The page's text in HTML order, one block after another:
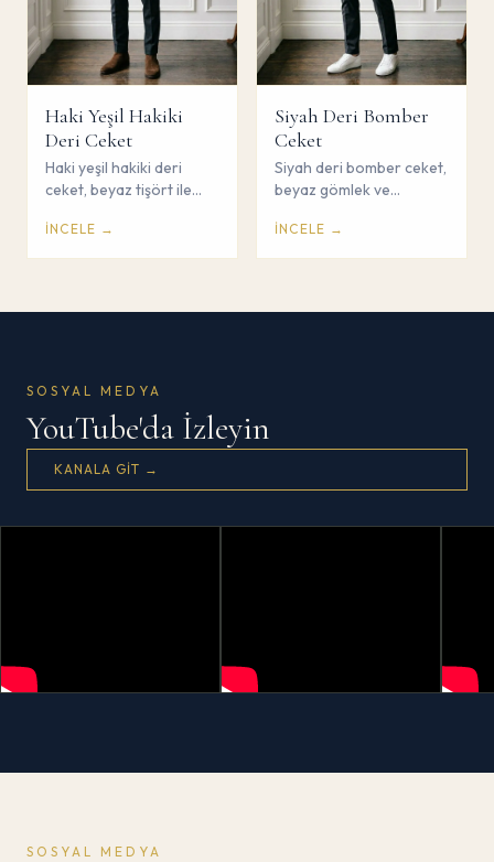
Haki Yeşil Hakiki
Deri Ceket
Haki yeşil hakiki deri
ceket, beyaz tişört ile
Çorum Savaş Giyim deri
koleksiyonu.
İNCELE →
Siyah Deri Bomber
Ceket
Siyah deri bomber ceket,
beyaz gömlek ve
kombin. Çorum Savaş
Giyim.
İNCELE →
SOSYAL MEDYA
YouTube'da İzleyin
KANALA GIT →
SOSYAL MEDYA